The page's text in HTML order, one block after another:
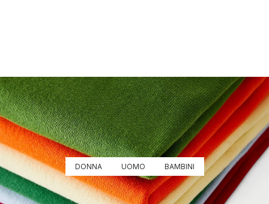
Seleziona una taglia
42 44
46 48
50 52
54 56
42 44
46 48
50 52
54 56
58
DONNA UOMO BAMBINI